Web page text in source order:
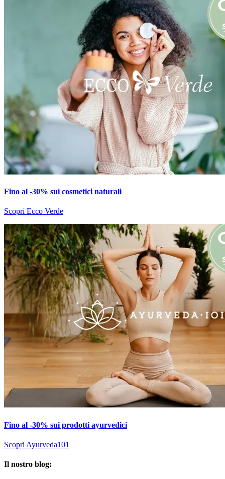
Fino al -30% sui cosmetici naturali
Scopri Ecco Verde
Fino al -30% sui prodotti ayurvedici
Scopri Ayurveda101
Il nostro blog: